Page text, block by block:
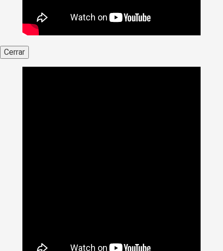
Cerrar